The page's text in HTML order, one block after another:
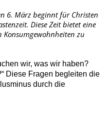
6. März beginnt für Christen
Diese Zeit bietet eine
zu
wir, was wir haben?
Diese Fragen begleiten die
durch die